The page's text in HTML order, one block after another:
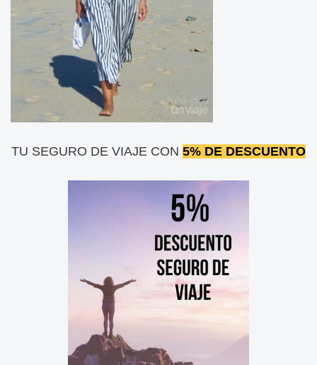
TU SEGURO DE VIAJE CON 5% DE DESCUENTO